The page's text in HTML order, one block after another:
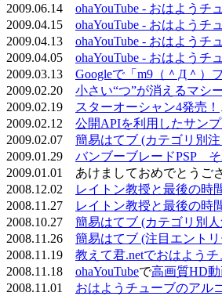
2009.06.14 ohaYouTube - おはようチ
2009.04.15 ohaYouTube - おはようチ
2009.04.13 ohaYouTube - おはようチ
2009.04.05 ohaYouTube - おはようチ
2009.03.13 Googleで「m9（＾Д＾）
2009.02.20 小さい“つ”が消えるマシ
2009.02.19
スターオーシャン4発売！
2009.02.12 公開APIを利用したサン
2009.02.07 簡易はてブ (カテゴリ別
2009.01.29 バンブーブレードPSP
2009.01.01 あけましておめでとうご
2008.12.02
レイトン教授と最後の時
2008.11.27
レイトン教授と最後の時
2008.10.27 簡易はてブ (カテゴリ別
2008.11.26 簡易はてブ (注目エント
2008.11.19 教えて君.netでおはよう
2008.11.18 ohaYouTubeで高画質HD
2008.11.01 おはようチューブのアル